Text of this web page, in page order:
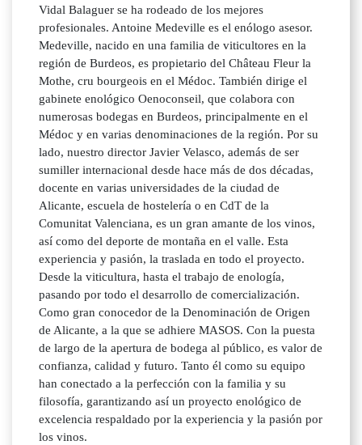
Vidal Balaguer se ha rodeado de los mejores
profesionales. Antoine Medeville es el enólogo asesor.
Medeville, nacido en una familia de viticultores en la
región de Burdeos, es propietario del Château Fleur la
Mothe, cru bourgeois en el Médoc. También dirige el
gabinete enológico Oenoconseil, que colabora con
numerosas bodegas en Burdeos, principalmente en el
Médoc y en varias denominaciones de la región. Por su
lado, nuestro director Javier Velasco, además de ser
sumiller internacional desde hace más de dos décadas,
docente en varias universidades de la ciudad de
Alicante, escuela de hostelería o en CdT de la
Comunitat Valenciana, es un gran amante de los vinos,
así como del deporte de montaña en el valle. Esta
experiencia y pasión, la traslada en todo el proyecto.
Desde la viticultura, hasta el trabajo de enología,
pasando por todo el desarrollo de comercialización.
Como gran conocedor de la Denominación de Origen
de Alicante, a la que se adhiere MASOS. Con la puesta
de largo de la apertura de bodega al público, es valor de
confianza, calidad y futuro. Tanto él como su equipo
han conectado a la perfección con la familia y su
filosofía, garantizando así un proyecto enológico de
excelencia respaldado por la experiencia y la pasión por
los vinos.